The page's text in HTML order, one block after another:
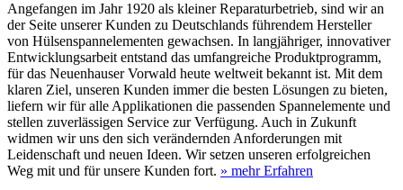
Angefangen im Jahr 1920 als kleiner Reparaturbetrieb, sind wir an
der Seite unserer Kunden zu Deutschlands führendem Hersteller
von Hülsenspannelementen gewachsen. In langjähriger, innovativer
Entwicklungsarbeit entstand das umfangreiche Produktprogramm,
für das Neuenhauser Vorwald heute weltweit bekannt ist. Mit dem
klaren Ziel, unseren Kunden immer die besten Lösungen zu bieten,
liefern wir für alle Applikationen die passenden Spannelemente und
stellen zuverlässigen Service zur Verfügung. Auch in Zukunft
widmen wir uns den sich verändernden Anforderungen mit
Leidenschaft und neuen Ideen. Wir setzen unseren erfolgreichen
Weg mit und für unsere Kunden fort. » mehr Erfahren